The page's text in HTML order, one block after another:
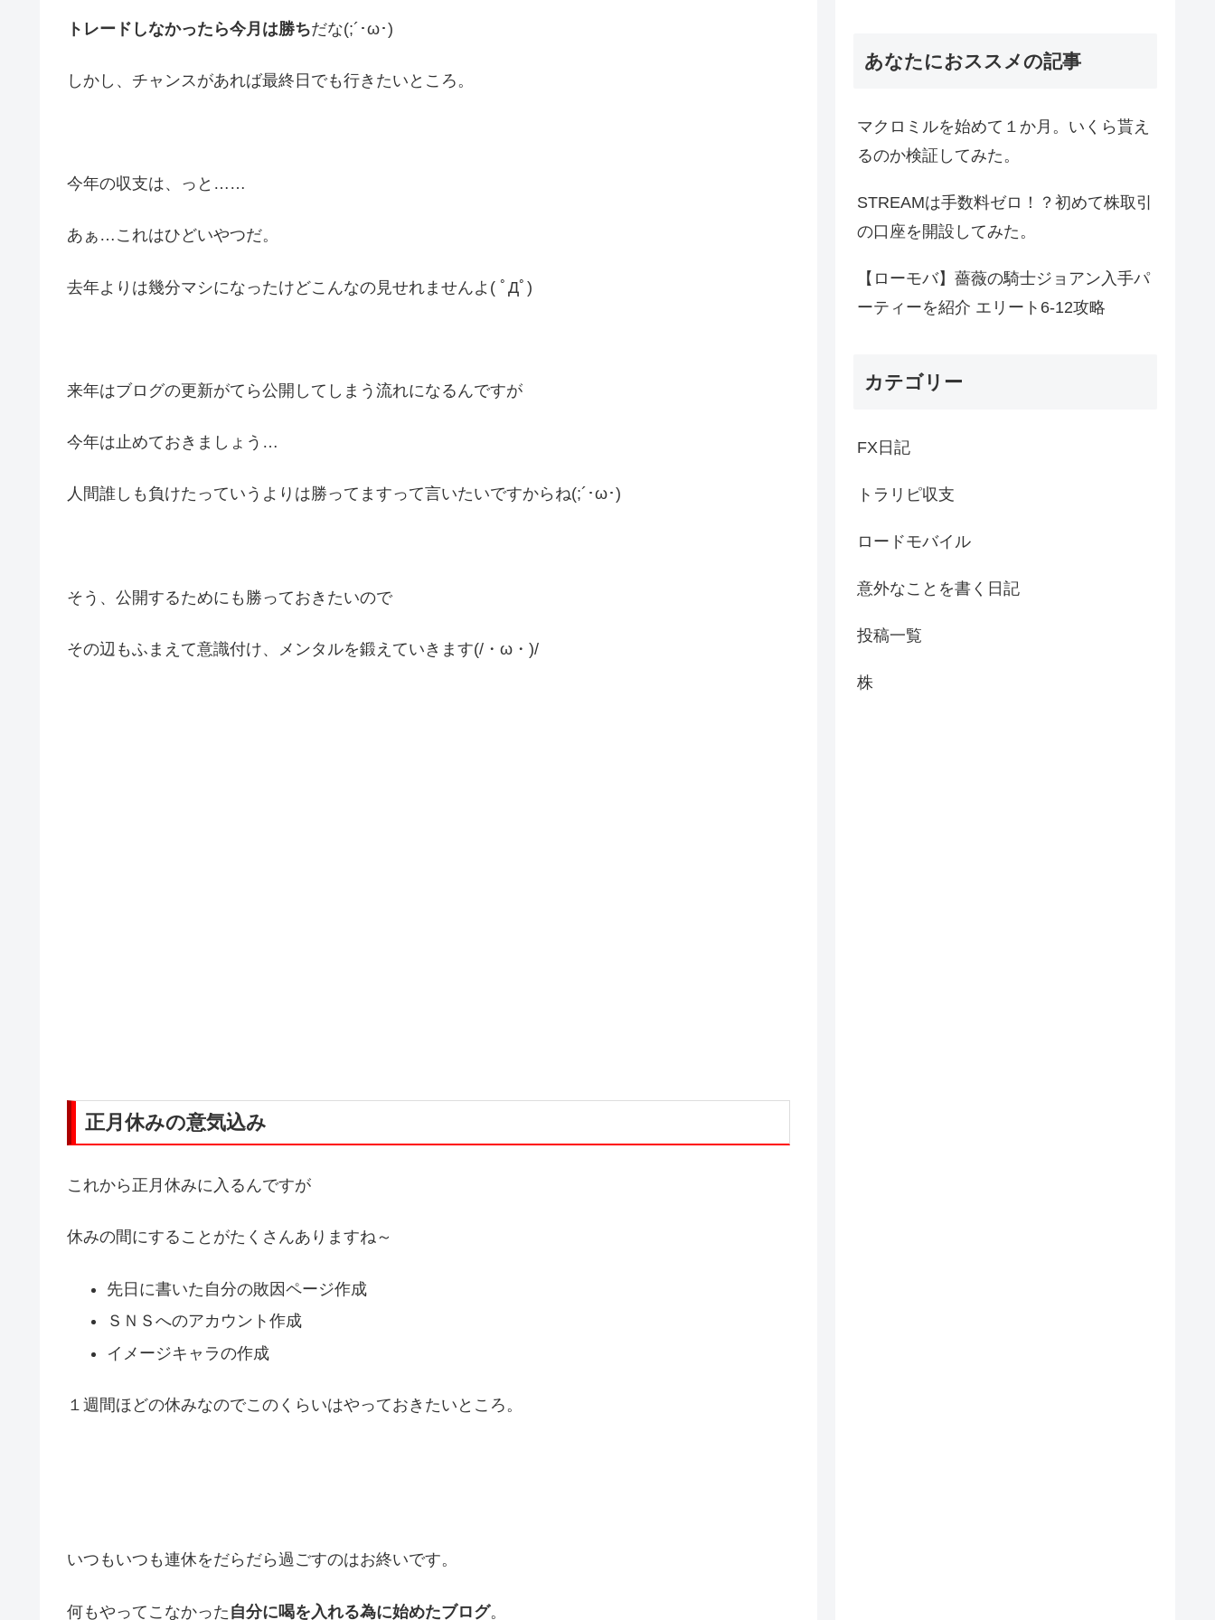
トレードしなかったら今月は勝ちだな(;´･ω･)
しかし、チャンスがあれば最終日でも行きたいところ。
今年の収支は、っと……
あぁ…これはひどいやつだ。
去年よりは幾分マシになったけどこんなの見せれませんよ( ﾟДﾟ)
来年はブログの更新がてら公開してしまう流れになるんですが
今年は止めておきましょう…
人間誰しも負けたっていうよりは勝ってますって言いたいですからね(;´･ω･)
そう、公開するためにも勝っておきたいので
その辺もふまえて意識付け、メンタルを鍛えていきます(/・ω・)/
正月休みの意気込み
これから正月休みに入るんですが
休みの間にすることがたくさんありますね～
先日に書いた自分の敗因ページ作成
ＳＮＳへのアカウント作成
イメージキャラの作成
１週間ほどの休みなのでこのくらいはやっておきたいところ。
いつもいつも連休をだらだら過ごすのはお終いです。
何もやってこなかった 自分に喝を入れる為に始めたブログ。
あなたにおススメの記事
マクロミルを始めて１か月。いくら貰え
るのか検証してみた。
STREAMは手数料ゼロ！？初めて株取引
の口座を開設してみた。
【ローモバ】薔薇の騎士ジョアン入手パ
ーティーを紹介 エリート6-12攻略
カテゴリー
FX日記
トラリピ収支
ロードモバイル
意外なことを書く日記
投稿一覧
株